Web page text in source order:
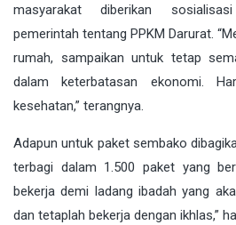
masyarakat diberikan
pemerintah tentang PPKM Darurat.
rumah, sampaikan untuk tetap
dalam keterbatasan ekonomi.
kesehatan,” terangnya.
Adapun untuk paket sembako
terbagi dalam 1.500 paket yang
bekerja demi ladang ibadah yang
dan tetaplah bekerja dengan ikhlas,”